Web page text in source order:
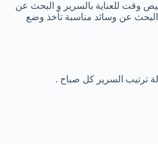
وقت للعناية بالسرير و البحث عن
البحث عن وسائد مناسبة تأخذ وضع
ترتيب السرير كل صباح .